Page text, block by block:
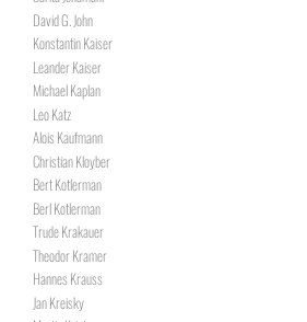
David G. John
Konstantin Kaiser
Leander Kaiser
Michael Kaplan
Leo Katz
Alois Kaufmann
Christian Kloyber
Bert Kotlerman
Berl Kotlerman
Trude Krakauer
Theodor Kramer
Hannes Krauss
Jan Kreisky